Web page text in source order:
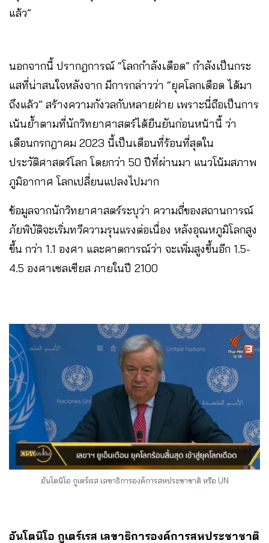
แล้ว”
นอกจากนี้ ปรากฎการณ์ “โลกกำลังเดือด” กำลังเป็นกระ
แสที่น่าสนใจหลังจาก มีการกล่าวว่า “ยุคโลกเดือด ได้มา
ถึงแล้ว” สร้างความกังวลกับหลายฝ่าย เพราะนี่ถือเป็นการ
เน้นย้ำตามที่นักวิทยาศาสตร์ได้ยืนยันก่อนหน้านี้ ว่า
เดือนกรกฎาคม 2023 นี้เป็นเดือนที่ร้อนที่สุดใน
ประวัติศาสตร์โลก โดยกว่า 50 ปีที่ผ่านมา แนวโน้มสภาพ
ภูมิอากาศ โลกเปลี่ยนแปลงไปมาก
ข้อมูลจากนักวิทยาศาสตร์ระบุว่า ความถี่ของสถานการณ์
ภัยพิบัติจะเริ่มทวีความรุนแรงต่อเนื่อง หลังอุณหภูมิโลกสูง
ขึ้น กว่า 1.1 องศา และคาดการณ์ว่า จะเพิ่มสูงขึ้นอีก 1.5-
4.5 องศาเซลเซียส ภายในปี 2100
อันโตนิโอ กูเตร์เรส เลขาธิการองค์การสหประชาชาติ หรือ UN
อันโตนิโอ กูเตร์เรส เลขาธิการองค์การสหประชาชาติ